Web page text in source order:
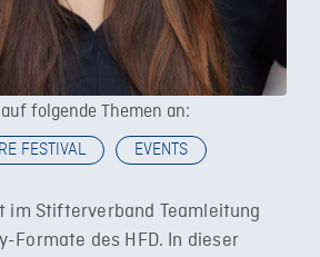
folgende Themen an:
FESTIVAL EVENTS
im Stifterverband Teamleitung
Formate des HFD. In dieser